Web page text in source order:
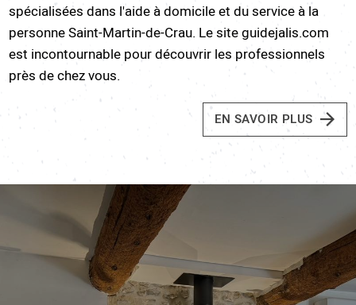
spécialisées dans l'aide à domicile et du service à la
personne Saint-Martin-de-Crau. Le site guidejalis.com
est incontournable pour découvrir les professionnels
près de chez vous.
EN SAVOIR PLUS